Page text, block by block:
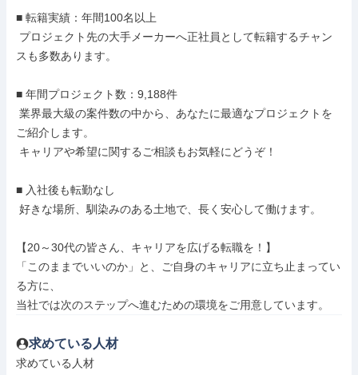
■ 転籍実績：年間100名以上
スも多数あります。
■ 年間プロジェクト数：9,188件
ご紹介します。
■ 入社後も転勤なし
【20～30代の皆さん、キャリアを広げる転職を！】
「このままでいいのか」と、ご自身のキャリアに立ち止まってい
る方に、
当社では次のステップへ進むための環境をご用意しています。
求めている人材
求めている人材